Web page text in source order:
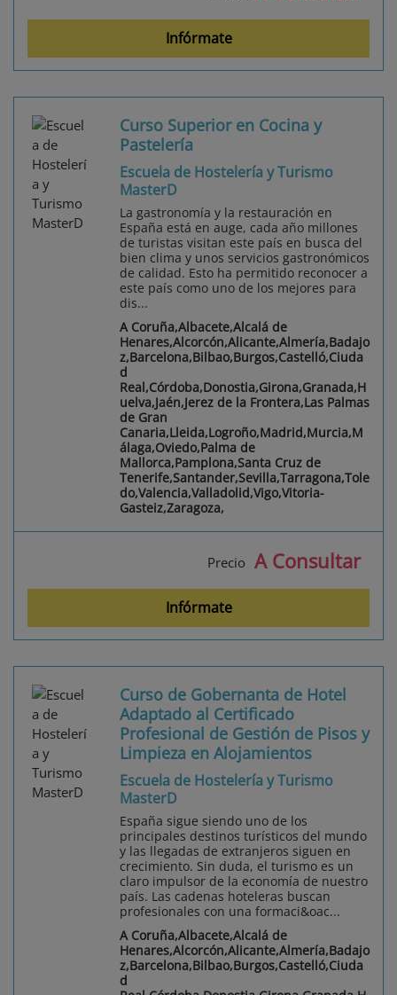
Infórmate
Curso Superior en Cocina y
Pastelería
Escuela de Hostelería y Turismo
MasterD
La gastronomía y la restauración en
España está en auge, cada año millones
de turistas visitan este país en busca del
bien clima y unos servicios gastronómicos
de calidad. Esto ha permitido reconocer a
este país como uno de los mejores para
dis...
A Coruña,Albacete,Alcalá de
Henares,Alcorcón,Alicante,Almería,Badajo
z,Barcelona,Bilbao,Burgos,Castelló,Ciuda
d
Real,Córdoba,Donostia,Girona,Granada,H
uelva,Jaén,Jerez de la Frontera,Las Palmas
de Gran
Canaria,Lleida,Logroño,Madrid,Murcia,M
álaga,Oviedo,Palma de
Mallorca,Pamplona,Santa Cruz de
Tenerife,Santander,Sevilla,Tarragona,Tole
do,Valencia,Valladolid,Vigo,Vitoria-
Gasteiz,Zaragoza,
Precio A Consultar
Infórmate
Curso de Gobernanta de Hotel
Adaptado al Certificado
Profesional de Gestión de Pisos y
Limpieza en Alojamientos
Escuela de Hostelería y Turismo
MasterD
España sigue siendo uno de los
principales destinos turísticos del mundo
y las llegadas de extranjeros siguen en
crecimiento. Sin duda, el turismo es un
claro impulsor de la economía de nuestro
país. Las cadenas hoteleras buscan
profesionales con una formaci&oac...
A Coruña,Albacete,Alcalá de
Henares,Alcorcón,Alicante,Almería,Badajo
z,Barcelona,Bilbao,Burgos,Castelló,Ciuda
d